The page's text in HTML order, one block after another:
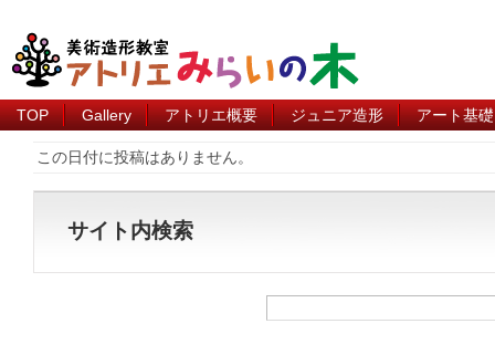
TOP Gallery アトリエ概要 ジュニア造形 アート基礎
この日付に投稿はありません。
サイト内検索